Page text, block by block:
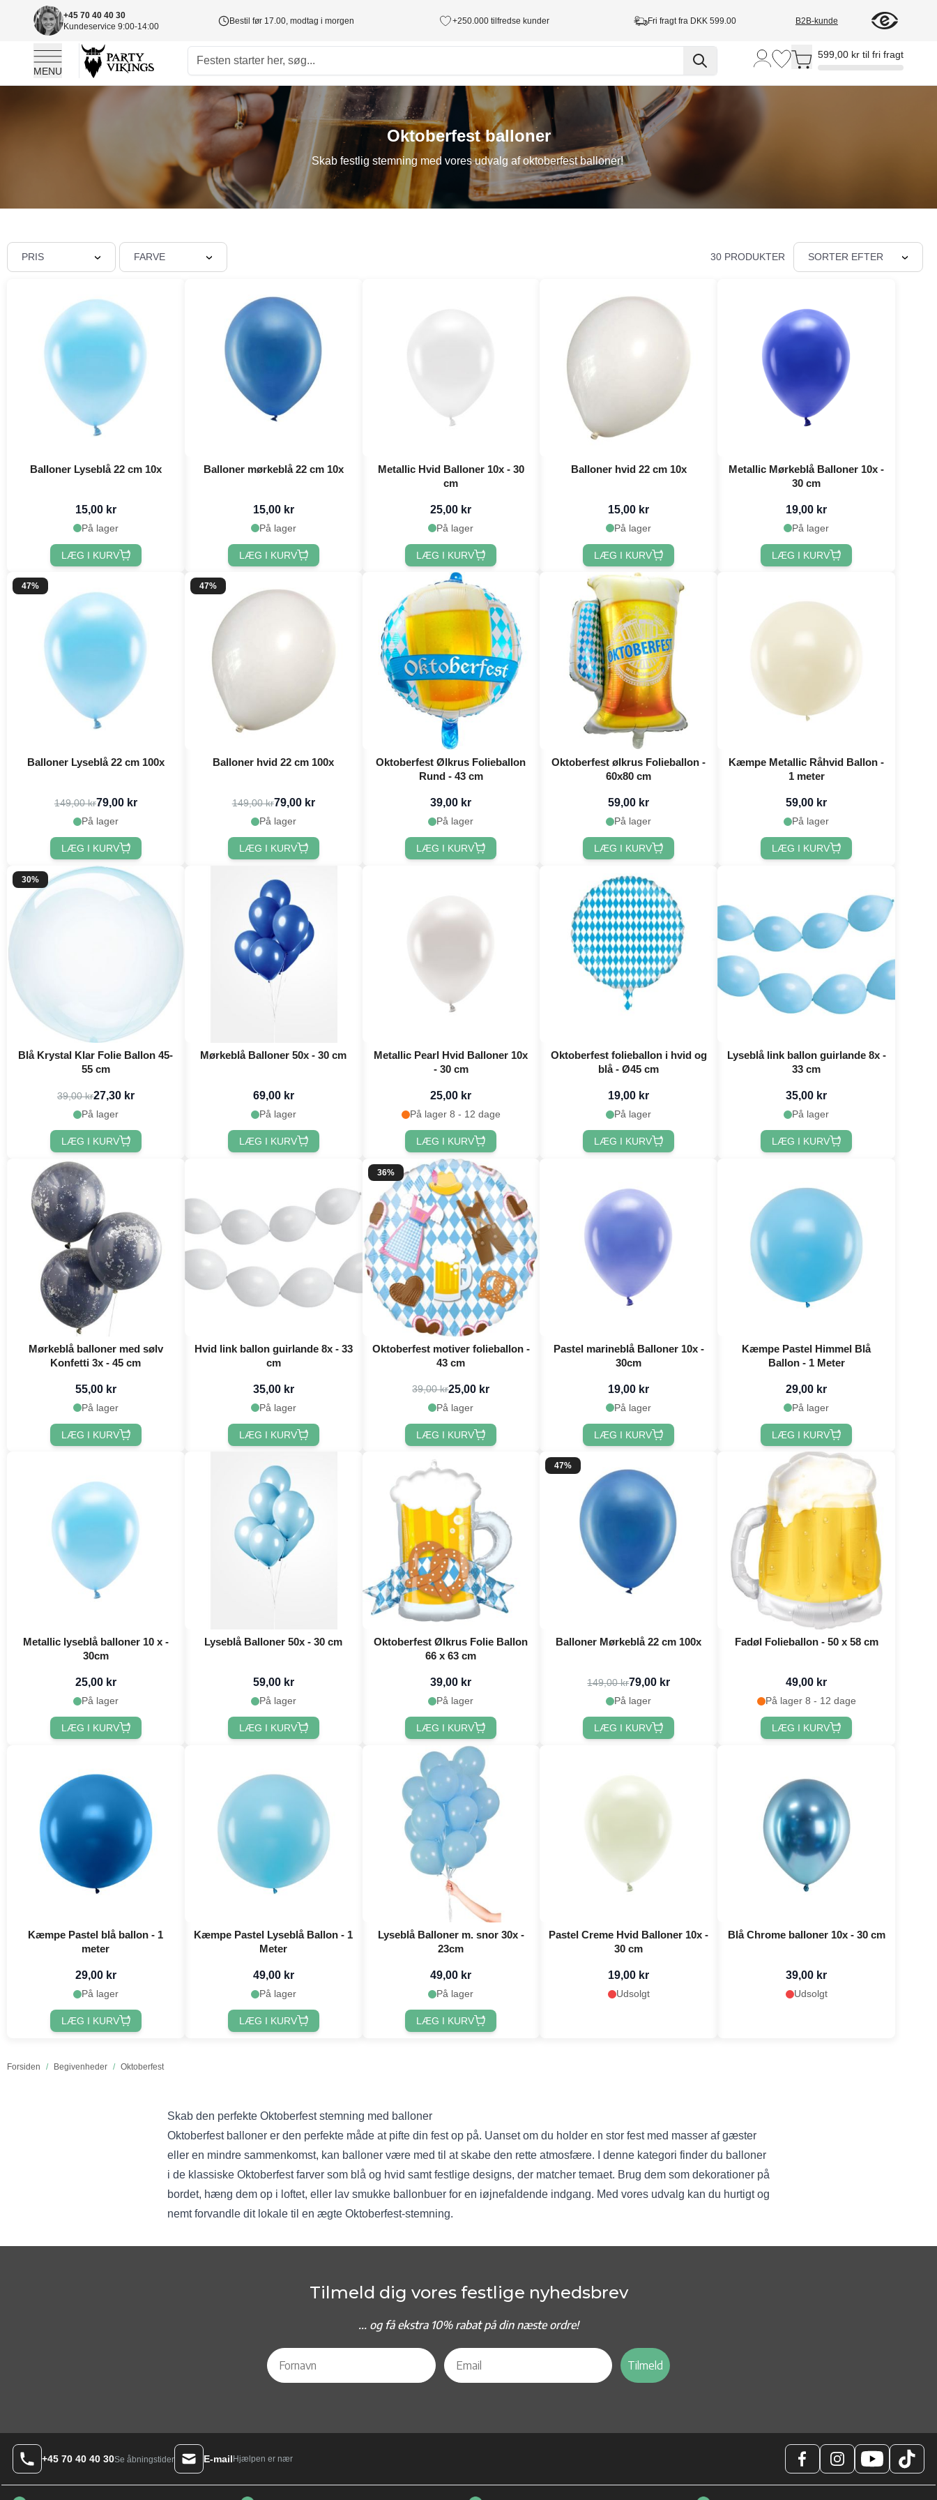
+45 70 40 40 30
Kundeservice 9:00-14:00
Bestil før 17.00, modtag i morgen +250.000 tilfredse kunder Fri fragt fra DKK 599.00 B2B-kunde
MENU
Toggle minicart, Cart is empty
599,00 kr til fri fragt
Oktoberfest balloner
Skab festlig stemning med vores udvalg af oktoberfest balloner!
Forsiden / Begivenheder / Oktoberfest
PRIS FARVE 30 PRODUKTER SORTER EFTER
Balloner Lyseblå 22 cm 10x
15,00 kr
På lager
LÆG I KURV
Balloner mørkeblå 22 cm 10x
15,00 kr
På lager
LÆG I KURV
Metallic Hvid Balloner 10x - 30
cm
25,00 kr
På lager
LÆG I KURV
Balloner hvid 22 cm 10x
15,00 kr
På lager
LÆG I KURV
Metallic Mørkeblå Balloner 10x -
30 cm
19,00 kr
På lager
LÆG I KURV
47%
Balloner Lyseblå 22 cm 100x
149,00 kr79,00 kr
På lager
LÆG I KURV
47%
Balloner hvid 22 cm 100x
149,00 kr79,00 kr
På lager
LÆG I KURV
Oktoberfest Ølkrus Folieballon
Rund - 43 cm
39,00 kr
På lager
LÆG I KURV
Oktoberfest ølkrus Folieballon -
60x80 cm
59,00 kr
På lager
LÆG I KURV
Kæmpe Metallic Råhvid Ballon -
1 meter
59,00 kr
På lager
LÆG I KURV
30%
Blå Krystal Klar Folie Ballon 45-
55 cm
39,00 kr27,30 kr
På lager
LÆG I KURV
Mørkeblå Balloner 50x - 30 cm
69,00 kr
På lager
LÆG I KURV
Metallic Pearl Hvid Balloner 10x
- 30 cm
25,00 kr
På lager 8 - 12 dage
LÆG I KURV
Oktoberfest folieballon i hvid og
blå - Ø45 cm
19,00 kr
På lager
LÆG I KURV
Lyseblå link ballon guirlande 8x -
33 cm
35,00 kr
På lager
LÆG I KURV
Mørkeblå balloner med sølv
Konfetti 3x - 45 cm
55,00 kr
På lager
LÆG I KURV
Hvid link ballon guirlande 8x - 33
cm
35,00 kr
På lager
LÆG I KURV
36%
Oktoberfest motiver folieballon -
43 cm
39,00 kr25,00 kr
På lager
LÆG I KURV
Pastel marineblå Balloner 10x -
30cm
19,00 kr
På lager
LÆG I KURV
Kæmpe Pastel Himmel Blå
Ballon - 1 Meter
29,00 kr
På lager
LÆG I KURV
Metallic lyseblå balloner 10 x -
30cm
25,00 kr
På lager
LÆG I KURV
Lyseblå Balloner 50x - 30 cm
59,00 kr
På lager
LÆG I KURV
Oktoberfest Ølkrus Folie Ballon
66 x 63 cm
39,00 kr
På lager
LÆG I KURV
47%
Balloner Mørkeblå 22 cm 100x
149,00 kr79,00 kr
På lager
LÆG I KURV
Fadøl Folieballon - 50 x 58 cm
49,00 kr
På lager 8 - 12 dage
LÆG I KURV
Kæmpe Pastel blå ballon - 1
meter
29,00 kr
På lager
LÆG I KURV
Kæmpe Pastel Lyseblå Ballon - 1
Meter
49,00 kr
På lager
LÆG I KURV
Lyseblå Balloner m. snor 30x -
23cm
49,00 kr
På lager
LÆG I KURV
Pastel Creme Hvid Balloner 10x -
30 cm
19,00 kr
Udsolgt
Blå Chrome balloner 10x - 30 cm
39,00 kr
Udsolgt
Skab den perfekte Oktoberfest stemning med balloner
Oktoberfest balloner er den perfekte måde at pifte din fest op på. Uanset om du holder en stor fest med masser af gæster
eller en mindre sammenkomst, kan balloner være med til at skabe den rette atmosfære. I denne kategori finder du balloner
i de klassiske Oktoberfest farver som blå og hvid samt festlige designs, der matcher temaet. Brug dem som dekorationer på
bordet, hæng dem op i loftet, eller lav smukke ballonbuer for en iøjnefaldende indgang. Med vores udvalg kan du hurtigt og
nemt forvandle dit lokale til en ægte Oktoberfest-stemning.
Tilmeld dig vores festlige nyhedsbrev
... og få ekstra 10% rabat på din næste ordre!
Tilmeld
+45 70 40 40 30Se åbningstider E-mail Hjælpen er nær